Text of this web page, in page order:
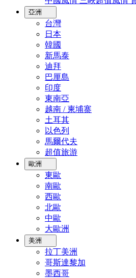
亞洲
台灣
日本
韓國
新馬泰
迪拜
巴厘島
印度
東南亞
越南 / 柬埔寨
土耳其
以色列
馬爾代夫
超值旅游
歐洲
東歐
南歐
西歐
北歐
中歐
大歐洲
美洲
拉丁美洲
哥斯達黎加
墨西哥